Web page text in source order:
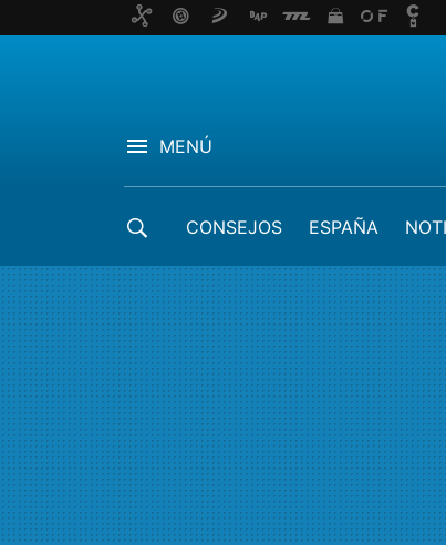
MENÚ
CONSEJOS ESPAÑA